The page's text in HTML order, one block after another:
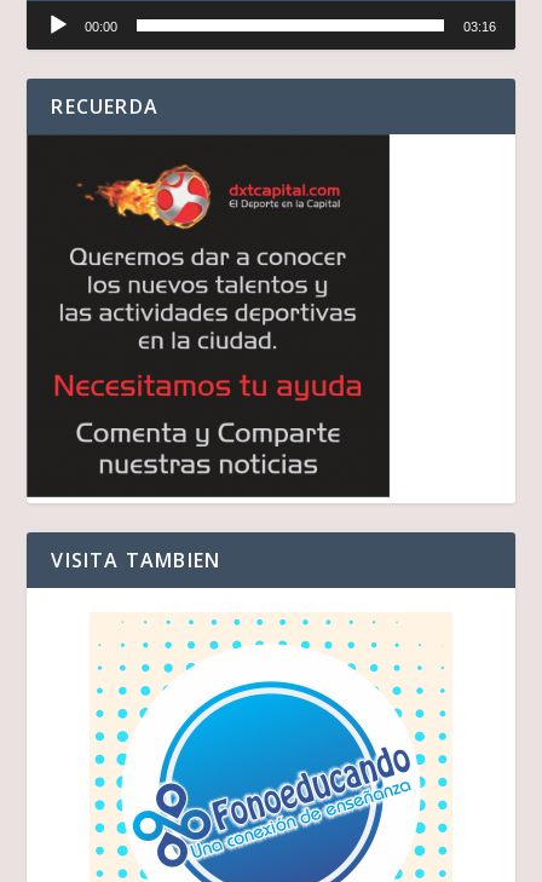
Reproductor
audio
00:00 03:16
RECUERDA
VISITA TAMBIEN